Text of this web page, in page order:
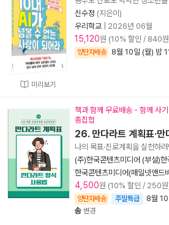
미리보기
신수정 (지은이)
우리학교
2026년 06월
15,120원 (10% 할인 / 840
양탄자배송 8월 10일 (월) 밤
책과 함께 무료배송 - 함께 사
총집합
26. 만다라트 계획표·만
나의 목표·진로계획을 실천하
(주)한국콘텐츠미디어 (부설)한
한국콘텐츠미디어(매일넷앤드
4,500원 (10% 할인 / 250
양탄자배송 주말특급 8월 10
송 변경